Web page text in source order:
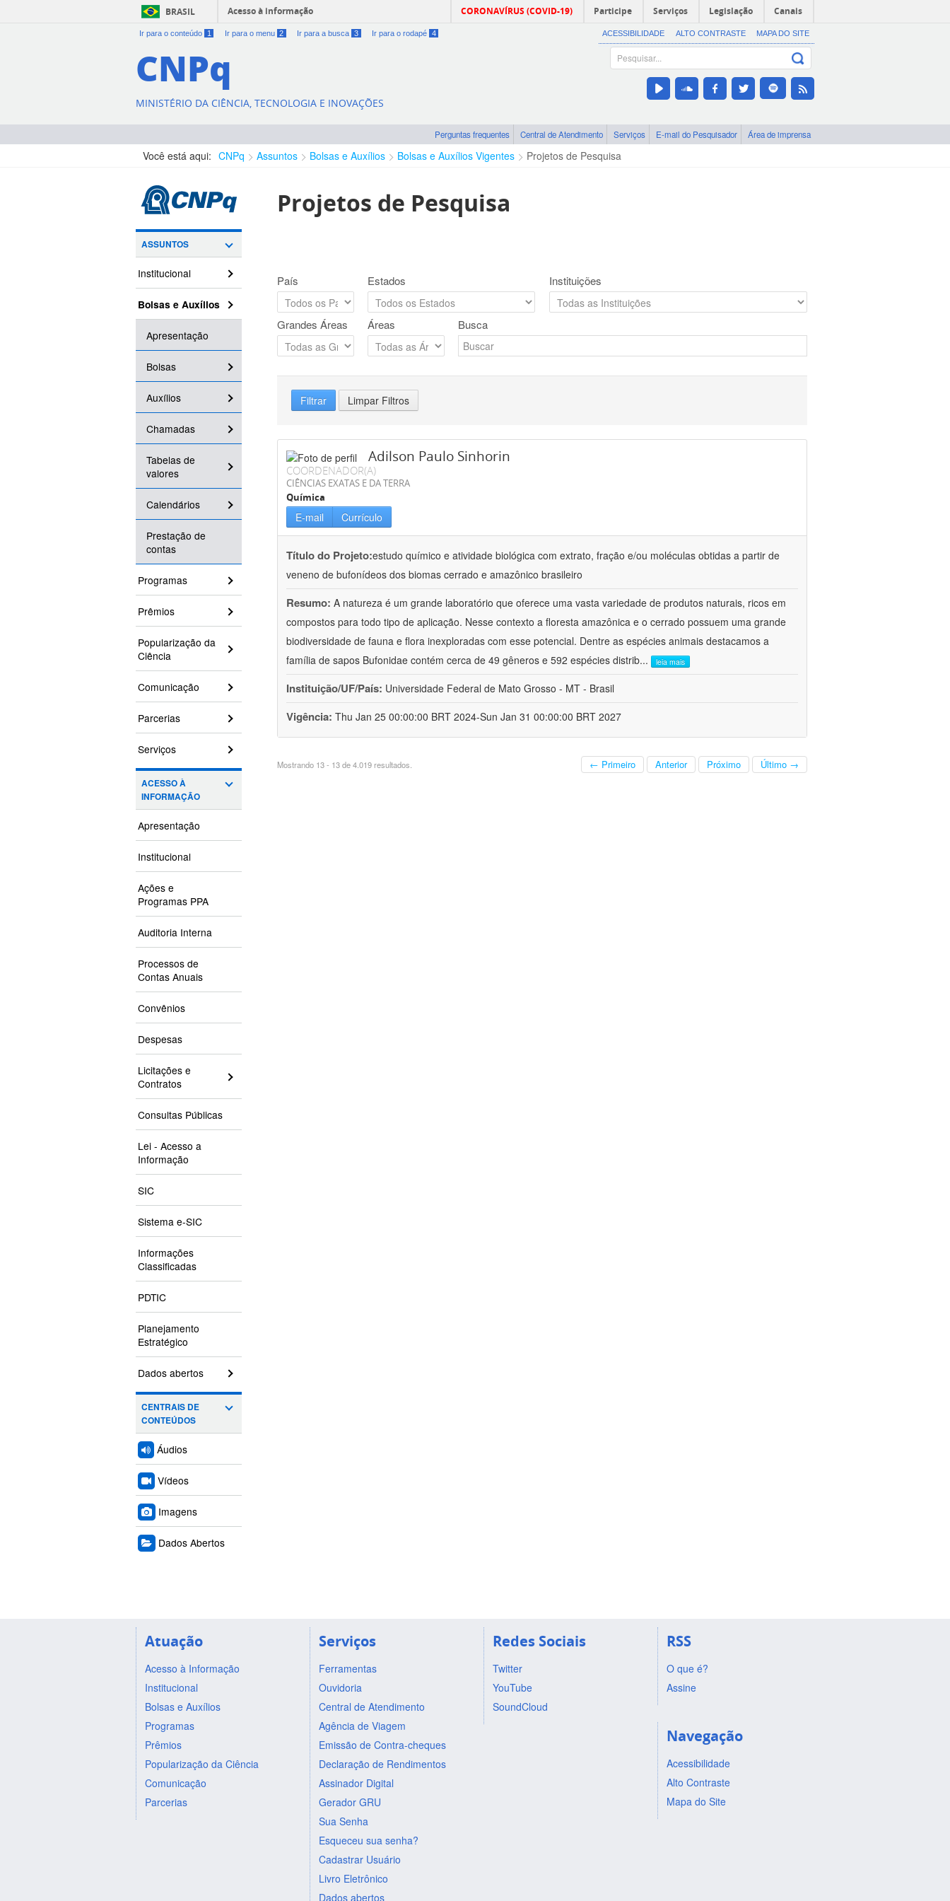
BRASIL Acesso à informação CORONAVÍRUS (COVID-19) Participe Serviços Legislação Canais
Ir para o conteúdo 1 Ir para o menu 2 Ir para a busca 3 Ir para o rodapé 4 ACESSIBILIDADE ALTO CONTRASTE MAPA DO SITE
CNPq
MINISTÉRIO DA CIÊNCIA, TECNOLOGIA E INOVAÇÕES
Perguntas frequentes Central de Atendimento Serviços E-mail do Pesquisador Área de imprensa
Você está aqui: CNPq Assuntos Bolsas e Auxílios Bolsas e Auxílios Vigentes Projetos de Pesquisa
ASSUNTOS
Institucional
Bolsas e Auxílios
Apresentação
Bolsas
Auxílios
Chamadas
Tabelas de
valores
Calendários
Prestação de
contas
Programas
Prêmios
Popularização da
Ciência
Comunicação
Parcerias
Serviços
ACESSO À
INFORMAÇÃO
Apresentação
Institucional
Ações e
Programas PPA
Auditoria Interna
Processos de
Contas Anuais
Convênios
Despesas
Licitações e
Contratos
Consultas Públicas
Lei - Acesso a
Informação
SIC
Sistema e-SIC
Informações
Classificadas
PDTIC
Planejamento
Estratégico
Dados abertos
CENTRAIS DE
CONTEÚDOS
Áudios
Vídeos
Imagens
Dados Abertos
Projetos de Pesquisa
País Estados Instituições
Grandes Áreas Áreas Busca
Filtrar Limpar Filtros
Adilson Paulo Sinhorin
COORDENADOR(A)
CIÊNCIAS EXATAS E DA TERRA
Química
E-mail Currículo
Título do Projeto:estudo químico e atividade biológica com extrato, fração e/ou moléculas obtidas a partir de
veneno de bufonídeos dos biomas cerrado e amazônico brasileiro
Resumo: A natureza é um grande laboratório que oferece uma vasta variedade de produtos naturais, ricos em
compostos para todo tipo de aplicação. Nesse contexto a floresta amazônica e o cerrado possuem uma grande
biodiversidade de fauna e flora inexploradas com esse potencial. Dentre as espécies animais destacamos a
família de sapos Bufonidae contém cerca de 49 gêneros e 592 espécies distrib... leia mais
Instituição/UF/País: Universidade Federal de Mato Grosso - MT - Brasil
Vigência: Thu Jan 25 00:00:00 BRT 2024-Sun Jan 31 00:00:00 BRT 2027
Mostrando 13 - 13 de 4.019 resultados. ← Primeiro Anterior Próximo Último →
Atuação
Acesso à Informação
Institucional
Bolsas e Auxílios
Programas
Prêmios
Popularização da Ciência
Comunicação
Parcerias
Serviços
Ferramentas
Ouvidoria
Central de Atendimento
Agência de Viagem
Emissão de Contra-cheques
Declaração de Rendimentos
Assinador Digital
Gerador GRU
Sua Senha
Esqueceu sua senha?
Cadastrar Usuário
Livro Eletrônico
Dados abertos
Redes Sociais
Twitter
YouTube
SoundCloud
RSS
O que é?
Assine
Navegação
Acessibilidade
Alto Contraste
Mapa do Site